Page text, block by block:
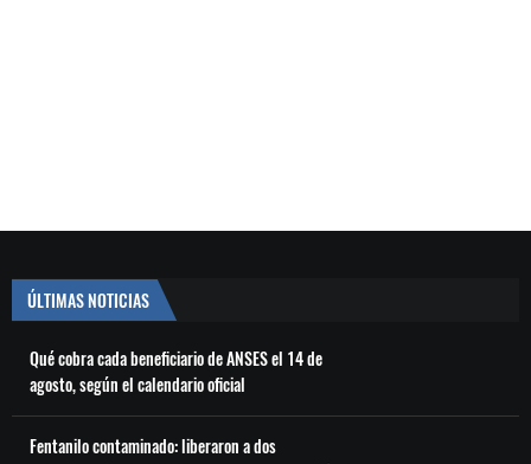
ÚLTIMAS NOTICIAS
Qué cobra cada beneficiario de ANSES el 14 de
agosto, según el calendario oficial
Fentanilo contaminado: liberaron a dos